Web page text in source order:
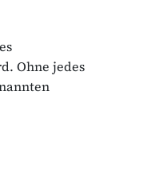
Ohne jedes